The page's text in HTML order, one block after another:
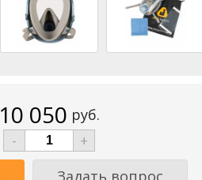
10 050 руб.
-
+
Задать вопрос